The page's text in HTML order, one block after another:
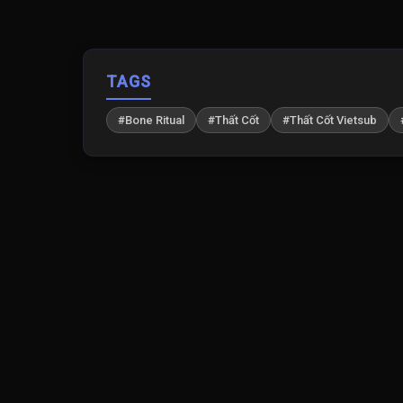
TAGS
#Bone Ritual #Thất Cốt #Thất Cốt Vietsub